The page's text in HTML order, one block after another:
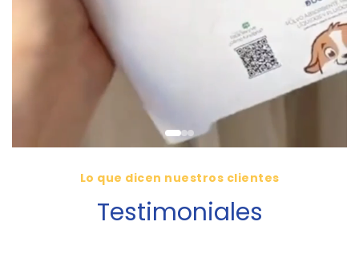
Lo que dicen nuestros clientes
Testimoniales